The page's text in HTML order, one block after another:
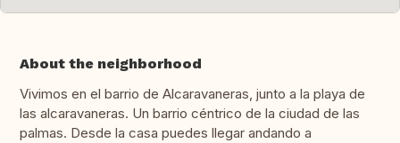
About the neighborhood
Vivimos en el barrio de Alcaravaneras, junto a la playa de
las alcaravaneras. Un barrio céntrico de la ciudad de las
palmas. Desde la casa puedes llegar andando a